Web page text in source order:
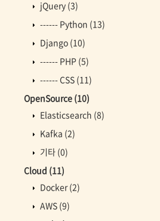
jQuery (3)
------ Python (13)
Django (10)
------ PHP (5)
------ CSS (11)
OpenSource (10)
Elasticsearch (8)
Kafka (2)
기타 (0)
Cloud (11)
Docker(2)
AWS (9)